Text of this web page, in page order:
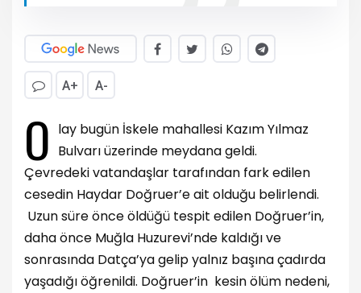
A+ A-
O lay bugün İskele mahallesi Kazım Yılmaz
Bulvarı üzerinde meydana geldi.
Çevredeki vatandaşlar tarafından fark edilen
cesedin Haydar Doğruer’e ait olduğu belirlendi.
Uzun süre önce öldüğü tespit edilen Doğruer’in,
daha önce Muğla Huzurevi’nde kaldığı ve
sonrasında Datça’ya gelip yalnız başına çadırda
yaşadığı öğrenildi. Doğruer’in kesin ölüm nedeni,